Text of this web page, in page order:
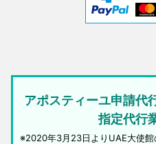
アポスティーユ申請代
指定代行
※2020年3月23日よりUAE大使